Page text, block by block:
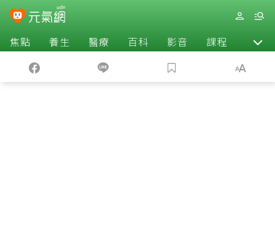
焦點 養生 醫療 百科 影音 課程 退休